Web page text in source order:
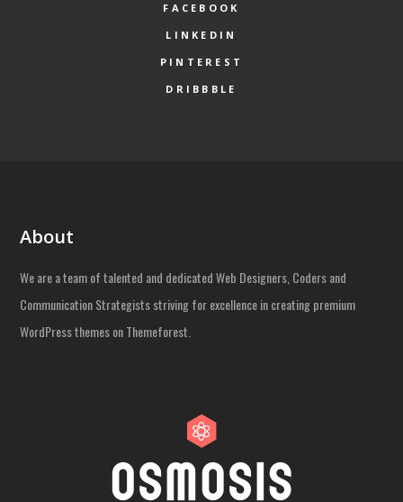
FACEBOOK
LINKEDIN
PINTEREST
DRIBBBLE
About
We are a team of talented and dedicated Web Designers, Coders and
Communication Strategists striving for excellence in creating premium
WordPress themes on Themeforest.